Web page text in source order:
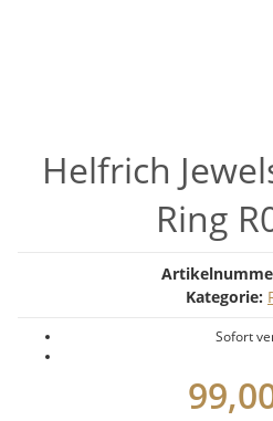
Helfrich
Ring
Kategorie:
Sofort